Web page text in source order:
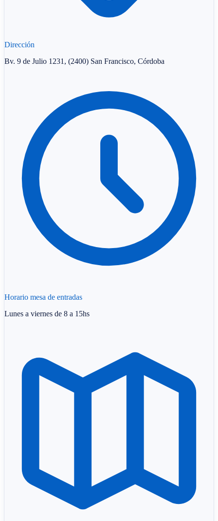
Dirección
Bv. 9 de Julio 1231, (2400) San Francisco, Córdoba
Horario mesa de entradas
Lunes a viernes de 8 a 15hs